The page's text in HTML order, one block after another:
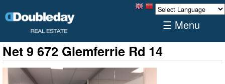
☰ Menu
Net 9 672 Glemferrie Rd 14